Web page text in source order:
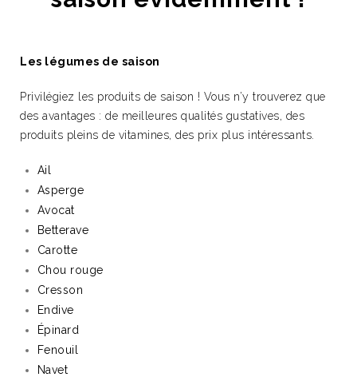
Les légumes de saison
Privilégiez les produits de saison ! Vous n’y trouverez que
des avantages : de meilleures qualités gustatives, des
produits pleins de vitamines, des prix plus intéressants.
Ail
Asperge
Avocat
Betterave
Carotte
Chou rouge
Cresson
Endive
Épinard
Fenouil
Navet